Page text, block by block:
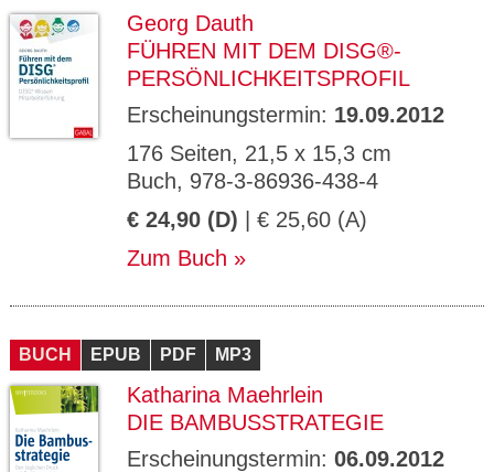
Georg Dauth
FÜHREN MIT DEM DISG®-
PERSÖNLICHKEITSPROFIL
Erscheinungstermin: 19.09.2012
176 Seiten, 21,5 x 15,3 cm
Buch, 978-3-86936-438-4
€ 24,90 (D) | € 25,60 (A)
Zum Buch
BUCH EPUB PDF MP3
Katharina Maehrlein
DIE BAMBUSSTRATEGIE
Erscheinungstermin: 06.09.2012